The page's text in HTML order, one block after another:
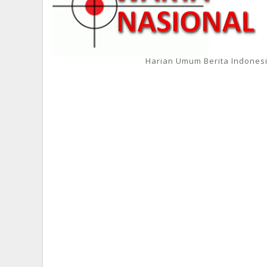
Harian Umum Berita